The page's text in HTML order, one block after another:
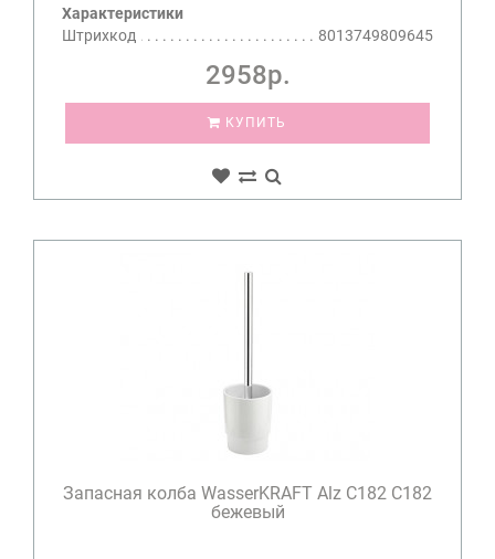
Характеристики
Штрихкод
8013749809645
2958р.
КУПИТЬ
Запасная колба WasserKRAFT Alz C182 C182
бежевый